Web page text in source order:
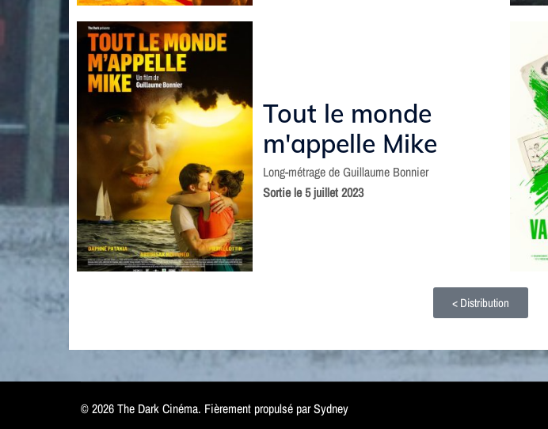
Tout le monde
m'appelle Mike
Long-métrage de Guillaume Bonnier
Sortie le 5 juillet 2023
< Distribution
© 2026 The Dark Cinéma. Fièrement propulsé parSydney